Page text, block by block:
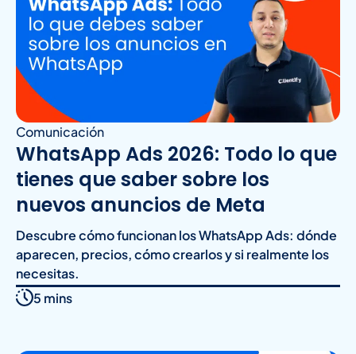
Comunicación
WhatsApp Ads 2026: Todo lo que
tienes que saber sobre los
nuevos anuncios de Meta
Descubre cómo funcionan los WhatsApp Ads: dónde
aparecen, precios, cómo crearlos y si realmente los
necesitas.
5 mins